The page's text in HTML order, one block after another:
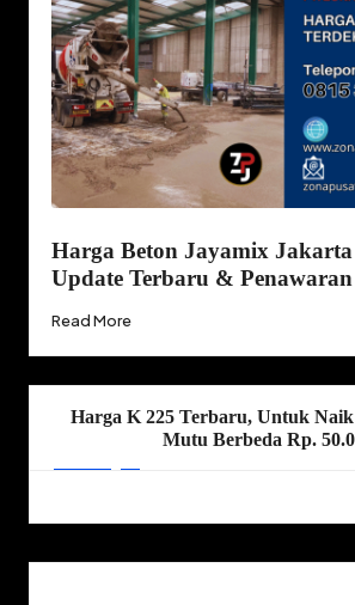
Harga Beton Jayamix
Update Terbaru &
Read More
Harga K 225 Terbaru, Untuk
Mutu Berbeda Rp.